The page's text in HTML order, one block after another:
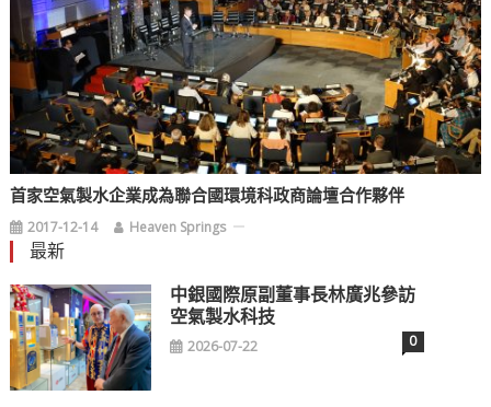
首家空氣製水企業成為聯合國環境科政商論壇合作夥伴
2017-12-14 Heaven Springs
最新
中銀國際原副董事長林廣兆參訪
空氣製水科技
2026-07-22 0